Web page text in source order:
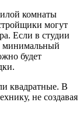
комнаты
могут
Если в студии
минимальный
будет
квадратные. В
не создавая